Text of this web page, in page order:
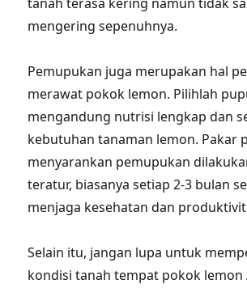
mengering sepenuhnya.
Pemupukan juga merupakan hal
merawat pokok lemon. Pilihlah
mengandung nutrisi lengkap dan
kebutuhan tanaman lemon. Pakar
menyarankan pemupukan
teratur, biasanya setiap 2-3 bulan
menjaga kesehatan dan
Selain itu, jangan lupa untuk
kondisi tanah tempat pokok lemon